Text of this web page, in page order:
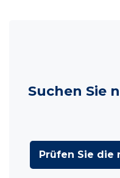
Suchen Sie
Prüfen Sie die